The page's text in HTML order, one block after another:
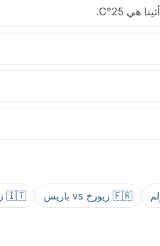
🇫🇷 زيورخ vs باريس 🇮🇹 زيورخ vs ميلانو